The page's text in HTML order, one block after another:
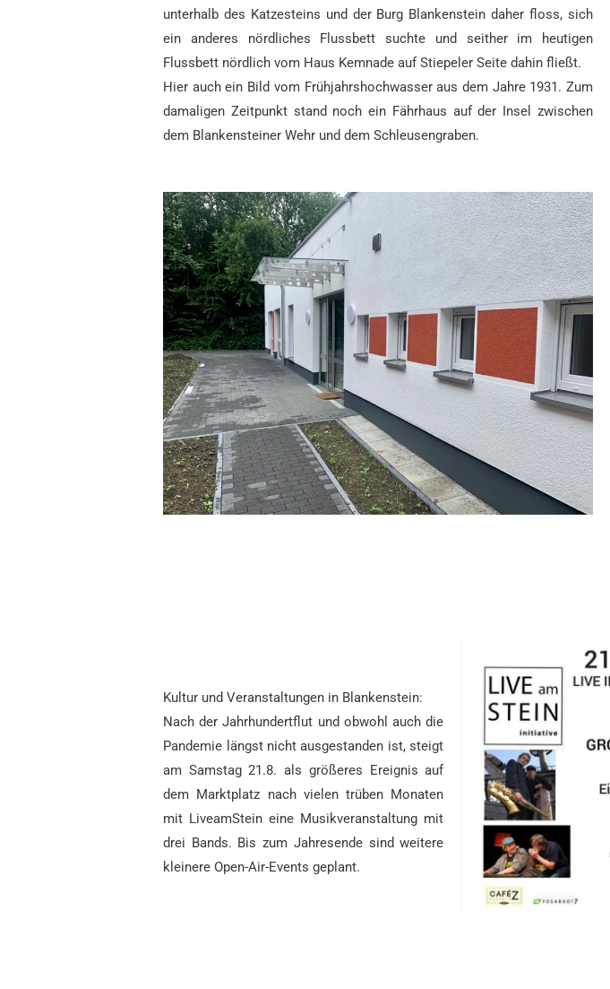
unterhalb des Katzesteins und der Burg Blankenstein daher floss, sich
ein anderes nördliches Flussbett suchte und seither im heutigen
Flussbett nördlich vom Haus Kemnade auf Stiepeler Seite dahin fließt.
Hier auch ein Bild vom Frühjahrshochwasser aus dem Jahre 1931. Zum
damaligen Zeitpunkt stand noch ein Fährhaus auf der Insel zwischen
dem Blankensteiner Wehr und dem Schleusengraben.
Kultur und Veranstaltungen in Blankenstein:
Nach der Jahrhundertflut und obwohl auch die
Pandemie längst nicht ausgestanden ist, steigt
am Samstag 21.8. als größeres Ereignis auf
dem Marktplatz nach vielen trüben Monaten
mit LiveamStein eine Musikveranstaltung mit
drei Bands. Bis zum Jahresende sind weitere
kleinere Open-Air-Events geplant.